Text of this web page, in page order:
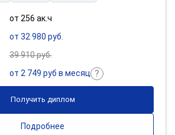
от 256 ак.ч
от 32 980 руб.
39 910 руб.
от 2 749 руб в месяц
Получить диплом
Подробнее